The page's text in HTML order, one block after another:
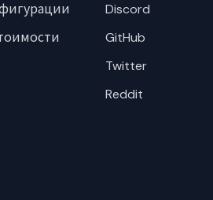
Discord
GitHub
Twitter
Reddit